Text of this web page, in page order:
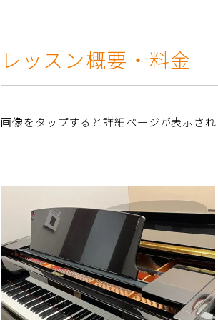
レッスン概要・料金
画像をタップすると詳細ページが表示さ